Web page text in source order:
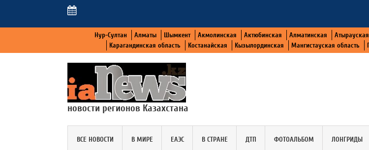
Нур-Султан Алматы Шымкент Акмолинская Актюбинская Алматинская Атырауская
Карагандинская область
Костанайская Кызылординская Мангистауская область
новости регионов Казахстана
ВСЕ НОВОСТИ В МИРЕ ЕАЭС В СТРАНЕ ДТП ФОТОАЛЬБОМ ЛОНГРИДЫ